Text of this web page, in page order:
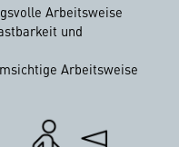
Arbeitsweise
und
Arbeitsweise